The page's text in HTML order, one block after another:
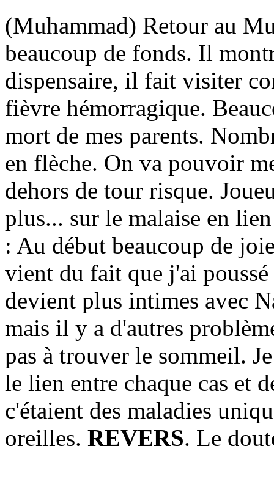
(Muhammad) Retour au
beaucoup de fonds. Il
dispensaire, il fait visiter
fièvre hémorragique.
mort de mes parents.
en flèche. On va pouvoir
dehors de tour risque.
plus... sur le malaise en
: Au début beaucoup de
vient du fait que j'ai
devient plus intimes avec
mais il y a d'autres
pas à trouver le sommeil.
le lien entre chaque cas et
c'étaient des maladies
oreilles. REVERS. Le